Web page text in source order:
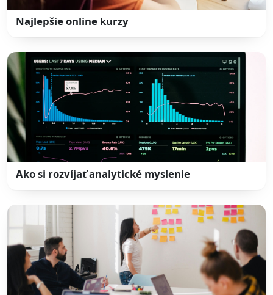
Najlepšie online kurzy
Ako si rozvíjať analytické myslenie